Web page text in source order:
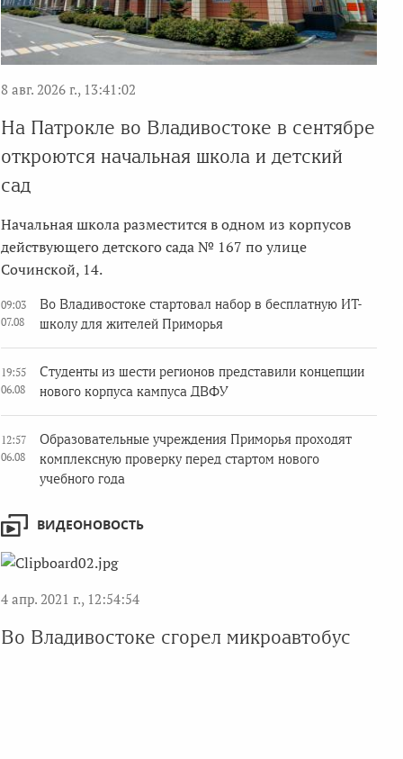
8 авг. 2026 г., 13:41:02
На Патрокле во Владивостоке в сентябре
откроются начальная школа и детский
сад
Начальная школа разместится в одном из корпусов
действующего детского сада № 167 по улице
Сочинской, 14.
09:03
07.08
Во Владивостоке стартовал набор в бесплатную ИТ-
школу для жителей Приморья
19:55
06.08
Студенты из шести регионов представили концепции
нового корпуса кампуса ДВФУ
12:57
06.08
Образовательные учреждения Приморья проходят
комплексную проверку перед стартом нового
учебного года
ВИДЕОНОВОСТЬ
4 апр. 2021 г., 12:54:54
Во Владивостоке сгорел микроавтобус